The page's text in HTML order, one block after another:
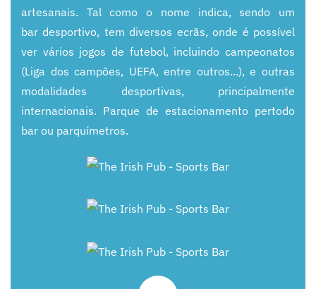
artesanais. Tal como o nome indica, sendo um
bardesportivo, tem diversos ecrãs, onde é possível
ver vários jogos de futebol, incluindo campeonatos
(Liga dos campões, UEFA, entre outros...), e outras
modalidades desportivas, principalmente
internacionais. Parque de estacionamento pertodo
bar ou parquímetros.
+
+
+